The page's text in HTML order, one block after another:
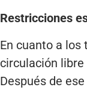
Restricciones
En cuanto a los
circulación
Después de